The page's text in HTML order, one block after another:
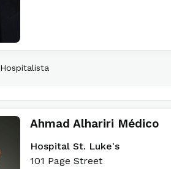
Hospitalista
Ahmad Alhariri Médico
Hospital St. Luke's
101 Page Street